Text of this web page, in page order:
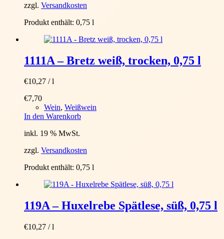
zzgl. Versandkosten
Produkt enthält: 0,75 l
1111A – Bretz weiß, trocken, 0,75 l
€10,27 /l
€7,70
Wein, Weißwein
In den Warenkorb
inkl. 19 % MwSt.
zzgl. Versandkosten
Produkt enthält: 0,75 l
119A – Huxelrebe Spätlese, süß, 0,75 l
€10,27 /l